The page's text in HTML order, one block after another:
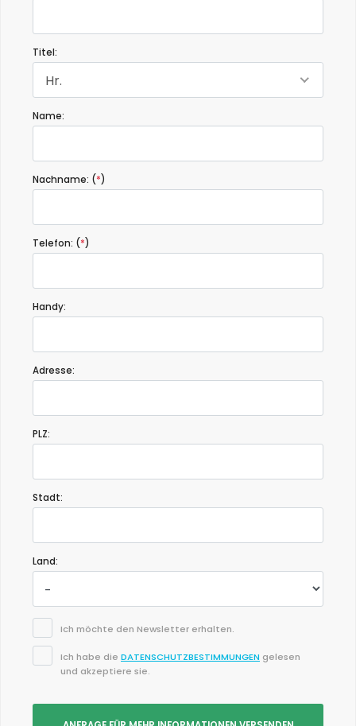
Titel:
Hr.
Name:
Nachname: (*)
Telefon: (*)
Handy:
Adresse:
PLZ:
Stadt:
Land:
Ich möchte den Newsletter erhalten.
Ich habe die DATENSCHUTZBESTIMMUNGEN gelesen
und akzeptiere sie.